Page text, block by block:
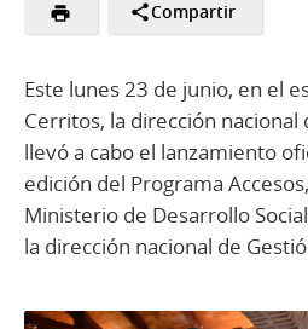
Compartir
Este lunes 23 de junio, en el
Cerritos, la dirección
llevó a cabo el lanzamiento
edición del Programa
Ministerio de Desarrollo
la dirección nacional de